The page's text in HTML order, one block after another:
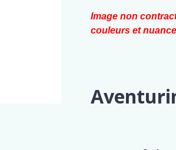
Image non
couleurs et